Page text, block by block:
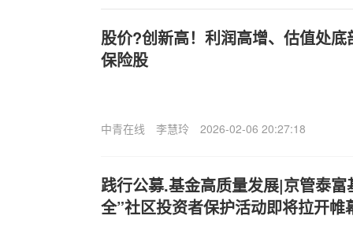
股价?创新高！利润高增、估值处
保险股
中青在线 李慧玲 2026-02-06 20:27:18
践行公募.基金高质量发展|京管泰富
全”社区投资者保护活动即将拉开帷